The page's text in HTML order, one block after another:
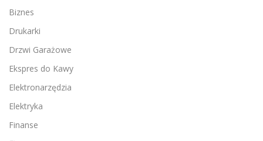
Biznes
Drukarki
Drzwi Garażowe
Ekspres do Kawy
Elektronarzędzia
Elektryka
Finanse